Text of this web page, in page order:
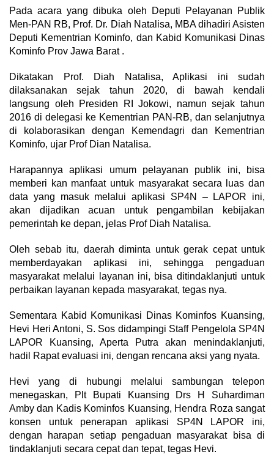
Pada acara yang dibuka oleh Deputi Pelayanan Publik
Men-PAN RB, Prof. Dr. Diah Natalisa, MBA dihadiri Asisten
Deputi Kementrian Kominfo, dan Kabid Komunikasi Dinas
Kominfo Prov Jawa Barat .
Dikatakan Prof. Diah Natalisa, Aplikasi ini sudah
dilaksanakan sejak tahun 2020, di bawah kendali
langsung oleh Presiden RI Jokowi, namun sejak tahun
2016 di delegasi ke Kementrian PAN-RB, dan selanjutnya
di kolaborasikan dengan Kemendagri dan Kementrian
Kominfo, ujar Prof Dian Natalisa.
Harapannya aplikasi umum pelayanan publik ini, bisa
memberi kan manfaat untuk masyarakat secara luas dan
data yang masuk melalui aplikasi SP4N – LAPOR ini,
akan dijadikan acuan untuk pengambilan kebijakan
pemerintah ke depan, jelas Prof Diah Natalisa.
Oleh sebab itu, daerah diminta untuk gerak cepat untuk
memberdayakan aplikasi ini, sehingga pengaduan
masyarakat melalui layanan ini, bisa ditindaklanjuti untuk
perbaikan layanan kepada masyarakat, tegas nya.
Sementara Kabid Komunikasi Dinas Kominfos Kuansing,
Hevi Heri Antoni, S. Sos didampingi Staff Pengelola SP4N
LAPOR Kuansing, Aperta Putra akan menindaklanjuti,
hadil Rapat evaluasi ini, dengan rencana aksi yang nyata.
Hevi yang di hubungi melalui sambungan telepon
menegaskan, Plt Bupati Kuansing Drs H Suhardiman
Amby dan Kadis Kominfos Kuansing, Hendra Roza sangat
konsen untuk penerapan aplikasi SP4N LAPOR ini,
dengan harapan setiap pengaduan masyarakat bisa di
tindaklanjuti secara cepat dan tepat, tegas Hevi.